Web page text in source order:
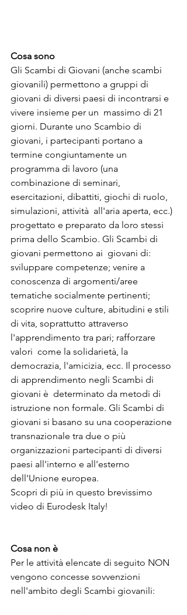
Cosa sono
Gli Scambi di Giovani (anche scambi
giovanili) permettono a gruppi di
giovani di diversi paesi di incontrarsi e
vivere insieme per un  massimo di 21
giorni. Durante uno Scambio di
giovani, i partecipanti portano a
termine congiuntamente un
programma di lavoro (una
combinazione di seminari,
esercitazioni, dibattiti, giochi di ruolo,
simulazioni, attività  all'aria aperta, ecc.)
progettato e preparato da loro stessi
prima dello Scambio. Gli Scambi di
giovani permettono ai  giovani di:
sviluppare competenze; venire a
conoscenza di argomenti/aree
tematiche socialmente pertinenti;
scoprire nuove culture, abitudini e stili
di vita, soprattutto attraverso
l'apprendimento tra pari; rafforzare
valori  come la solidarietà, la
democrazia, l'amicizia, ecc. Il processo
di apprendimento negli Scambi di
giovani è  determinato da metodi di
istruzione non formale. Gli Scambi di
giovani si basano su una cooperazione
transnazionale tra due o più
organizzazioni partecipanti di diversi
paesi all'interno e all'esterno
dell'Unione europea.
Scopri di più in questo brevissimo
video di Eurodesk Italy!
Cosa non è
Per le attività elencate di seguito NON
vengono concesse sovvenzioni
nell'ambito degli Scambi giovanili: